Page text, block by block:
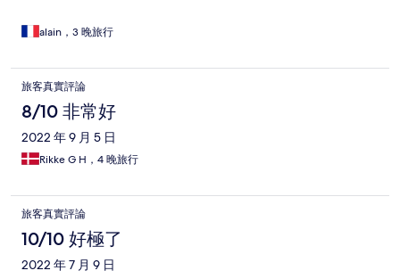
alain，3 晚旅行
旅客真實評論
8/10 非常好
2022 年 9 月 5 日
Rikke G H，4 晚旅行
旅客真實評論
10/10 好極了
2022 年 7 月 9 日